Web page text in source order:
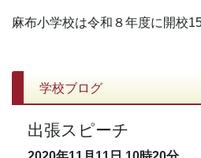
麻布小学校は令和８年度に開校
学校ブログ
出張スピーチ